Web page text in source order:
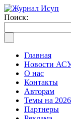
Поиск:
Главная
Новости
О нас
Контакты
Авторам
Темы на 2026
Партнеры